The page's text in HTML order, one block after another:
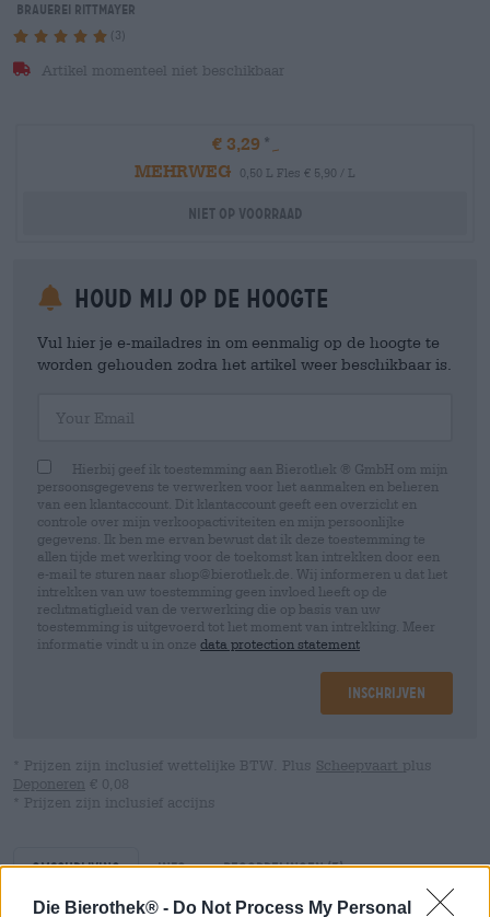
Die Bierothek® - Do Not Process My Personal
Brauerei Rittmayer
(3)
Artikel momenteel niet beschikbaar
€ 3,29
MEHRWEG
0,50 L Fles € 5,90 / L
Niet op voorraad
Houd mij op de hoogte
Vul hier je e-mailadres in om eenmalig op de hoogte te
worden gehouden zodra het artikel weer beschikbaar is.
Hierbij geef ik toestemming aan Bierothek ® GmbH om mijn
persoonsgegevens te verwerken voor het aanmaken en beheren
van een klantaccount. Dit klantaccount geeft een overzicht en
controle over mijn verkoopactiviteiten en mijn persoonlijke
gegevens. Ik ben me ervan bewust dat ik deze toestemming te
allen tijde met werking voor de toekomst kan intrekken door een
e-mail te sturen naar shop@bierothek.de. Wij informeren u dat het
intrekken van uw toestemming geen invloed heeft op de
rechtmatigheid van de verwerking die op basis van uw
toestemming is uitgevoerd tot het moment van intrekking. Meer
informatie vindt u in onze data protection statement
Inschrijven
* Prijzen zijn inclusief wettelijke BTW. Plus Scheepvaart plus
Deponeren € 0,08
* Prijzen zijn inclusief accijns
Omschrijving Info Beoordelingen(3)